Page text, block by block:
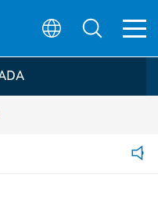
da Xunta de